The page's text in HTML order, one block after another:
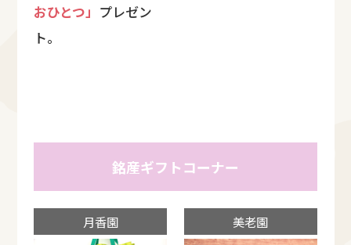
おひとつ」 プレゼン
ト。
銘産ギフトコーナー
月香園 美老園